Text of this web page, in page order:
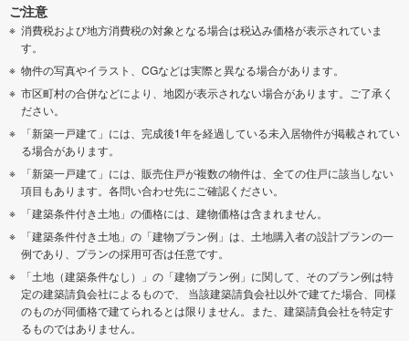
ご注意
消費税および地方消費税の対象となる場合は税込み価格が表示されていま
す。
物件の写真やイラスト、CGなどは実際と異なる場合があります。
市区町村の合併などにより、地図が表示されない場合があります。ご了承く
ださい。
「新築一戸建て」には、完成後1年を経過している未入居物件が掲載されてい
る場合があります。
「新築一戸建て」には、販売住戸が複数の物件は、全ての住戸に該当しない
項目もあります。各問い合わせ先にご確認ください。
「建築条件付き土地」の価格には、建物価格は含まれません。
「建築条件付き土地」の「建物プラン例」は、土地購入者の設計プランの一
例であり、プランの採用可否は任意です。
「土地（建築条件なし）」の「建物プラン例」に関して、そのプラン例は特
定の建築請負会社によるもので、 当該建築請負会社以外で建てた場合、同様
のものが同価格で建てられるとは限りません。また、建築請負会社を特定す
るものではありません。